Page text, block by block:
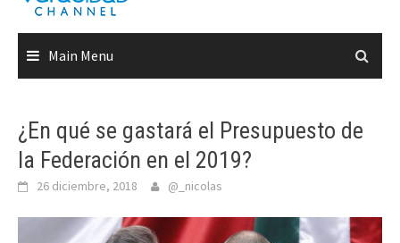
Main Menu
¿En qué se gastará el Presupuesto de
la Federación en el 2019?
26 diciembre, 2018 @_nicolas